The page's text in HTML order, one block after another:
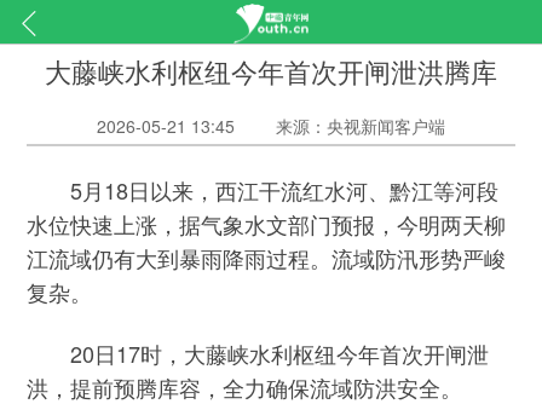
大藤峡水利枢纽今年首次开闸泄洪腾库
2026-05-21 13:45 来源：央视新闻客户端
5月18日以来，西江干流红水河、黔江等河段
水位快速上涨，据气象水文部门预报，今明两天柳
江流域仍有大到暴雨降雨过程。流域防汛形势严峻
复杂。
20日17时，大藤峡水利枢纽今年首次开闸泄
洪，提前预腾库容，全力确保流域防洪安全。